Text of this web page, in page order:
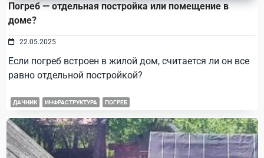
Погреб — отдельная постройка или помещение в
доме?
22.05.2025
Если погреб встроен в жилой дом, считается ли он все
равно отдельной постройкой?
ДАЧНИК ИНФРАСТРУКТУРА ПОГРЕБ